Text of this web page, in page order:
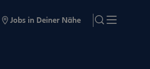
Jobs in Deiner Nähe search